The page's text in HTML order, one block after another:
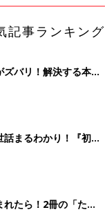
記事ランキング
ズバリ！解決する本
夏号』 4カ月～2才
まるわかり！『初め
夏号』〈巻頭大特
たら！2冊の「たま